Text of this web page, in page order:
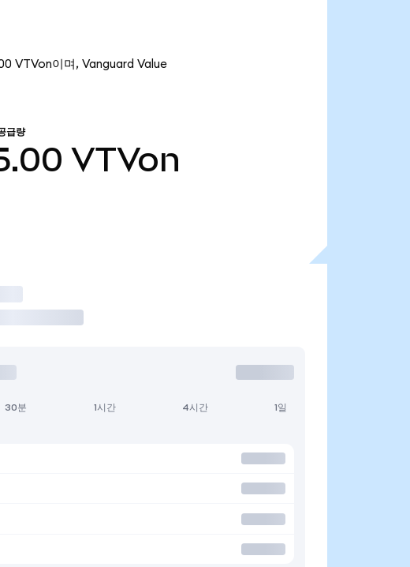
VTVon이며, Vanguard Value
급량
VTVon
30분 1시간 4시간 1일